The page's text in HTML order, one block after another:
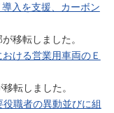
を支援、カーボン
しました。
る営業用車両のＥ
しました。
者の異動並びに組